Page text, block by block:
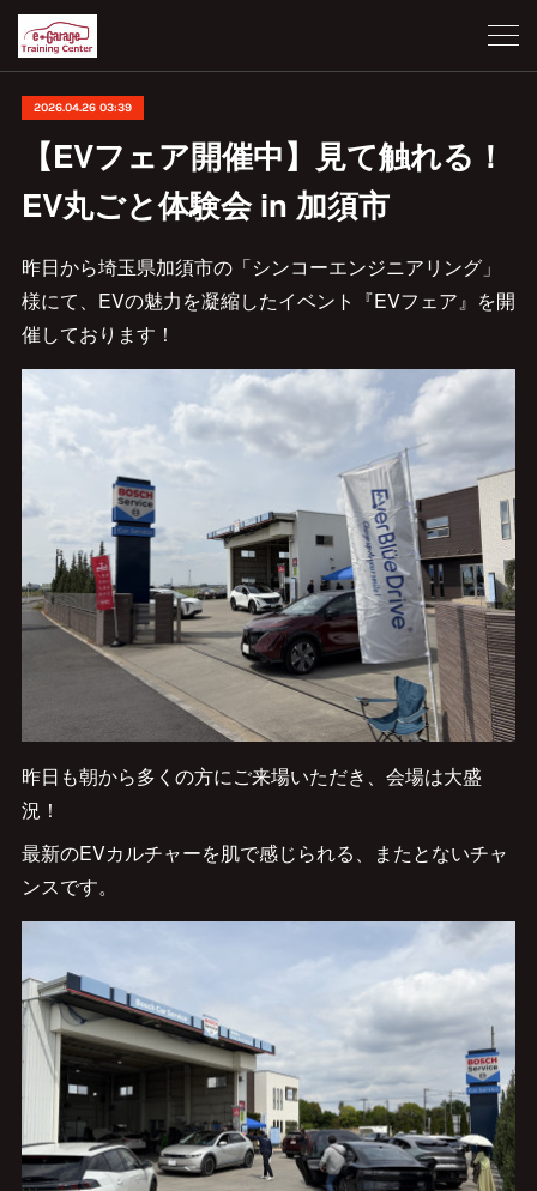
2026.04.26 03:39
【EVフェア開催中】見て触れる！
EV丸ごと体験会 in 加須市
昨日から埼玉県加須市の「シンコーエンジニアリング」
様にて、EVの魅力を凝縮したイベント『EVフェア』を開
催しております！
昨日も朝から多くの方にご来場いただき、会場は大盛
況！
最新のEVカルチャーを肌で感じられる、またとないチャ
ンスです。